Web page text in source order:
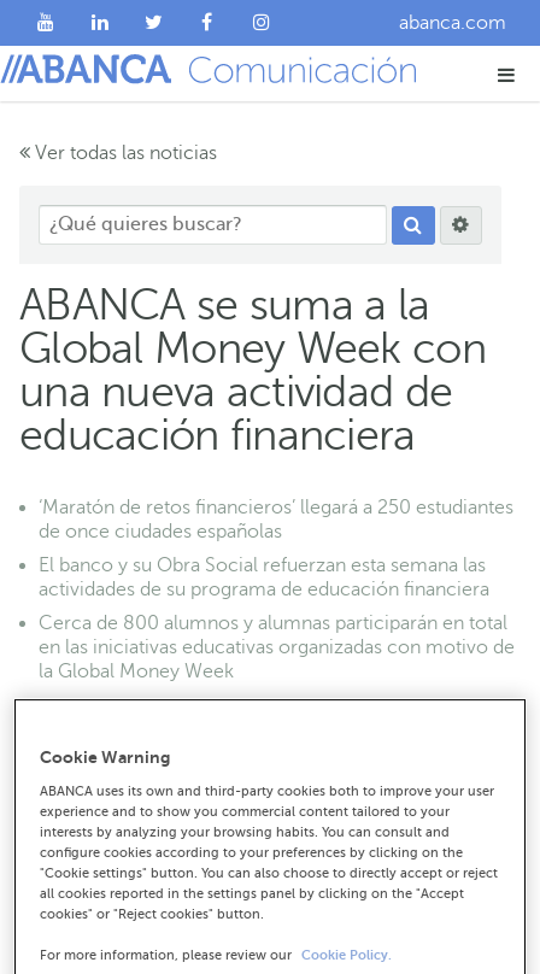
abanca.com
Ver todas las noticias
ABANCA se suma a la
Global Money Week con
una nueva actividad de
educación financiera
‘Maratón de retos financieros’ llegará a 250 estudiantes
de once ciudades españolas
El banco y su Obra Social refuerzan esta semana las
actividades de su programa de educación financiera
Cerca de 800 alumnos y alumnas participarán en total
en las iniciativas educativas organizadas con motivo de
la Global Money Week
Cookie Warning
ABANCA uses its own and third-party cookies both to improve your user
experience and to show you commercial content tailored to your
interests by analyzing your browsing habits. You can consult and
configure cookies according to your preferences by clicking on the
"Cookie settings" button. You can also choose to directly accept or reject
all cookies reported in the settings panel by clicking on the "Accept
cookies" or "Reject cookies" button.
For more information, please review our Cookie Policy.